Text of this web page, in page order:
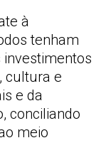
à
tenham
cultura e
e da
conciliando
meio